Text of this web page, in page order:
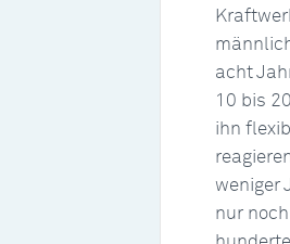
acht
10 bis
ihn
weniger
nur